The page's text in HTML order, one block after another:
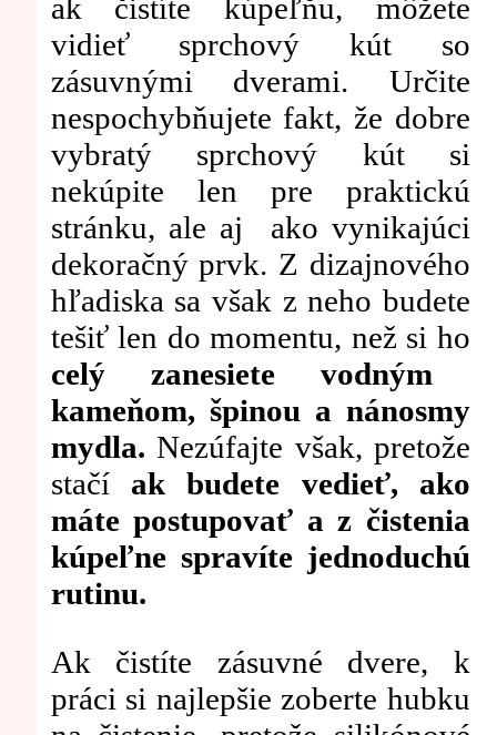
ak čistíte kúpeľňu, môžete
vidieť sprchový kút so
zásuvnými dverami. Určite
nespochybňujete fakt, že dobre
vybratý sprchový kút si
nekúpite len pre praktickú
stránku, ale aj ako vynikajúci
dekoračný prvk. Z dizajnového
hľadiska sa však z neho budete
tešiť len do momentu, než si ho
celý zanesiete vodným
kameňom, špinou a nánosmy
mydla. Nezúfajte však, pretože
stačíak budete vedieť, ako
máte postupovať a z čistenia
kúpeľne spravíte jednoduchú
rutinu.
Ak čistíte zásuvné dvere, k
práci si najlepšie zoberte hubku